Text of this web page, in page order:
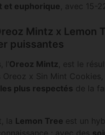
et euphorique , avec 15-
Mintz x Lemon
puissantes
l’Oreoz Mintz , est le
x Sin Mint
plus respectés de la
la Lemon Tree est un
; avec des